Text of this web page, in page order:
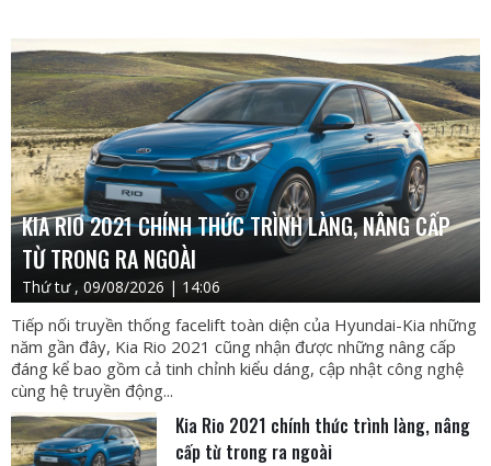
KIA RIO 2021 CHÍNH THỨC TRÌNH LÀNG, NÂNG CẤP
TỪ TRONG RA NGOÀI
Thứ tư , 09/08/2026 | 14:06
Tiếp nối truyền thống facelift toàn diện của Hyundai-Kia những
năm gần đây, Kia Rio 2021 cũng nhận được những nâng cấp
đáng kể bao gồm cả tinh chỉnh kiểu dáng, cập nhật công nghệ
cùng hệ truyền động...
Kia Rio 2021 chính thức trình làng, nâng
cấp từ trong ra ngoài